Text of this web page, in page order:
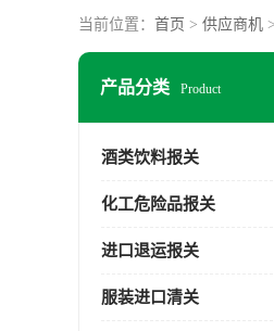
当前位置： 首页 > 供应商机 >
产品分类 Product
酒类饮料报关
化工危险品报关
进口退运报关
服装进口清关